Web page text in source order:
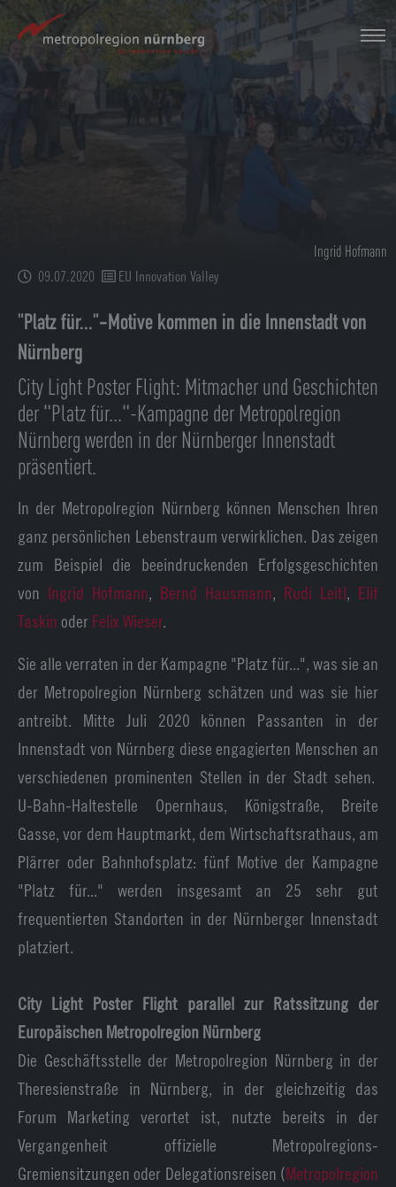
Hauptinhalt
springen
Ingrid Hofmann
09.07.2020 EU Innovation Valley
"Platz für..."-Motive kommen in die Innenstadt von
Nürnberg
City Light Poster Flight: Mitmacher und Geschichten
der "Platz für..."-Kampagne der Metropolregion
Nürnberg werden in der Nürnberger Innenstadt
präsentiert.
In der Metropolregion Nürnberg können Menschen Ihren
ganz persönlichen Lebenstraum verwirklichen. Das zeigen
zum Beispiel die beeindruckenden Erfolgsgeschichten
von Ingrid Hofmann, Bernd Hausmann, Rudi Leitl, Elif
Taskin oder Felix Wieser.
Sie alle verraten in der Kampagne "Platz für...", was sie an
der Metropolregion Nürnberg schätzen und was sie hier
antreibt. Mitte Juli 2020 können Passanten in der
Innenstadt von Nürnberg diese engagierten Menschen an
verschiedenen prominenten Stellen in der Stadt sehen.
U-Bahn-Haltestelle Opernhaus, Königstraße, Breite
Gasse, vor dem Hauptmarkt, dem Wirtschaftsrathaus, am
Plärrer oder Bahnhofsplatz: fünf Motive der Kampagne
"Platz für..." werden insgesamt an 25 sehr gut
frequentierten Standorten in der Nürnberger Innenstadt
platziert.
City Light Poster Flight parallel zur Ratssitzung der
Europäischen Metropolregion Nürnberg
Die Geschäftsstelle der Metropolregion Nürnberg in der
Theresienstraße in Nürnberg, in der gleichzeitig das
Forum Marketing verortet ist, nutzte bereits in der
Vergangenheit offizielle Metropolregions-
Gremiensitzungen oder Delegationsreisen (Metropolregion